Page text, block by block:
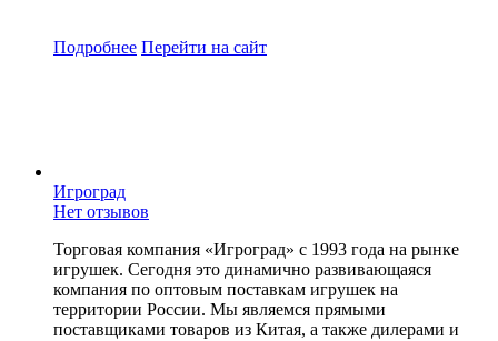
Подробнее Перейти на сайт
Игроград
Нет отзывов
Торговая компания «Игроград» с 1993 года на рынке
игрушек. Сегодня это динамично развивающаяся
компания по оптовым поставкам игрушек на
территории России. Мы являемся прямыми
поставщиками товаров из Китая, а также дилерами и